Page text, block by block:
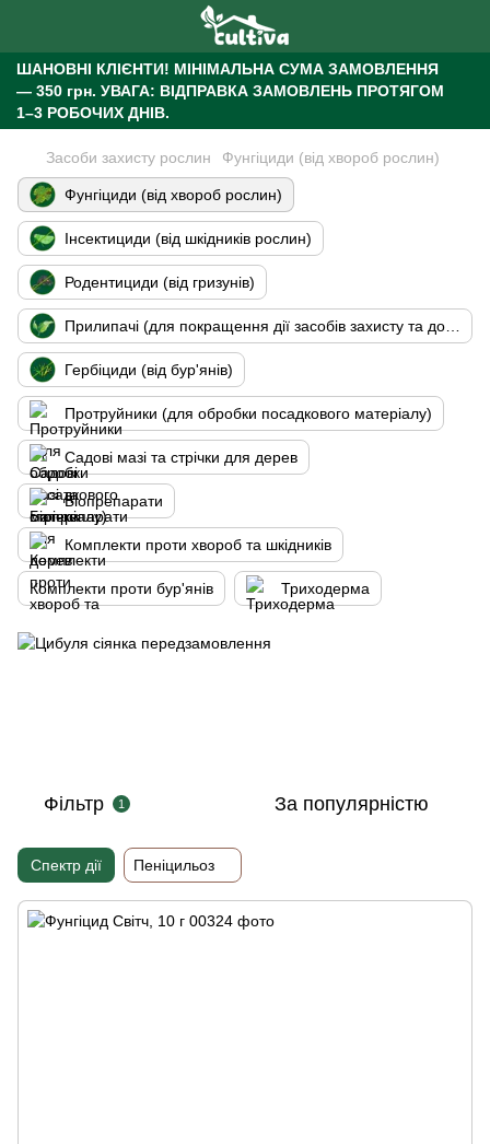
ШАНОВНІ КЛІЄНТИ! МІНІМАЛЬНА СУМА ЗАМОВЛЕННЯ
— 350 грн. УВАГА: ВІДПРАВКА ЗАМОВЛЕНЬ ПРОТЯГОМ
1–3 РОБОЧИХ ДНІВ.
Засоби захисту рослин Фунгіциди (від хвороб рослин)
Фунгіциди (від хвороб рослин)
Інсектициди (від шкідників рослин)
Родентициди (від гризунів)
Гербіциди (від бур'янів)
Протруйники (для обробки посадкового матеріалу)
Садові мазі та стрічки для дерев
Біопрепарати
Комплекти проти хвороб та шкідників
Комплекти проти бур'янів Триходерма
Фільтр 1 За популярністю
Спектр дії Пеніцильоз